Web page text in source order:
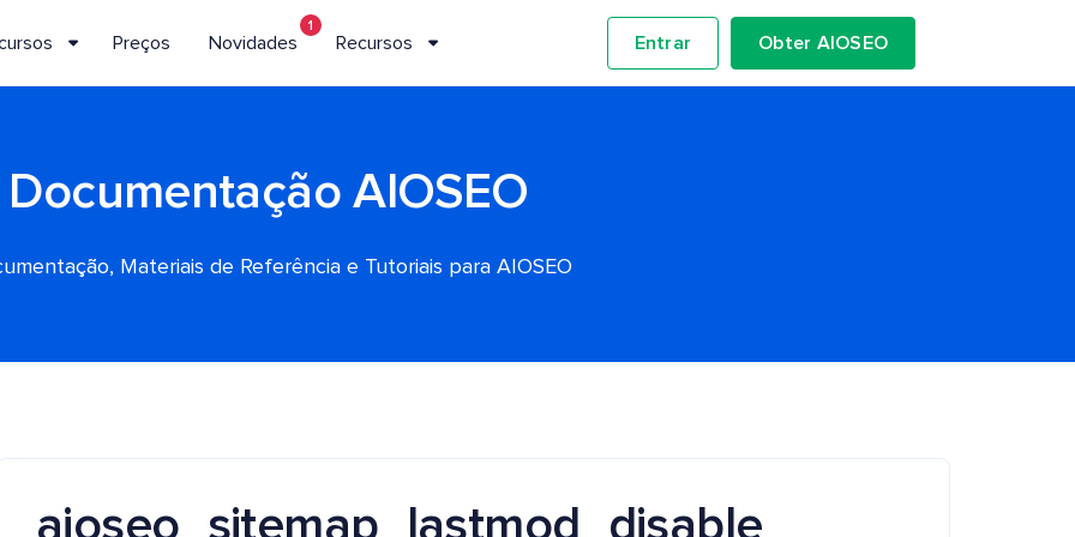
Preços Novidades
1
Recursos Entrar Obter AIOSEO
Documentação AIOSEO
Materiais de Referência e Tutoriais para AIOSEO
aioseo_sitemap_lastmod_disable